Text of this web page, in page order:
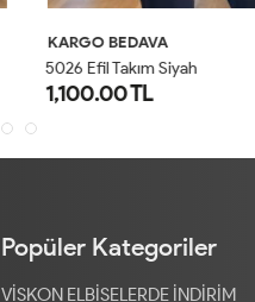
KARGO BEDAVA
5026 Efil Takım Siyah
1,100.00 TL
Popüler Kategoriler
VİSKON ELBİSELERDE İNDİRİM